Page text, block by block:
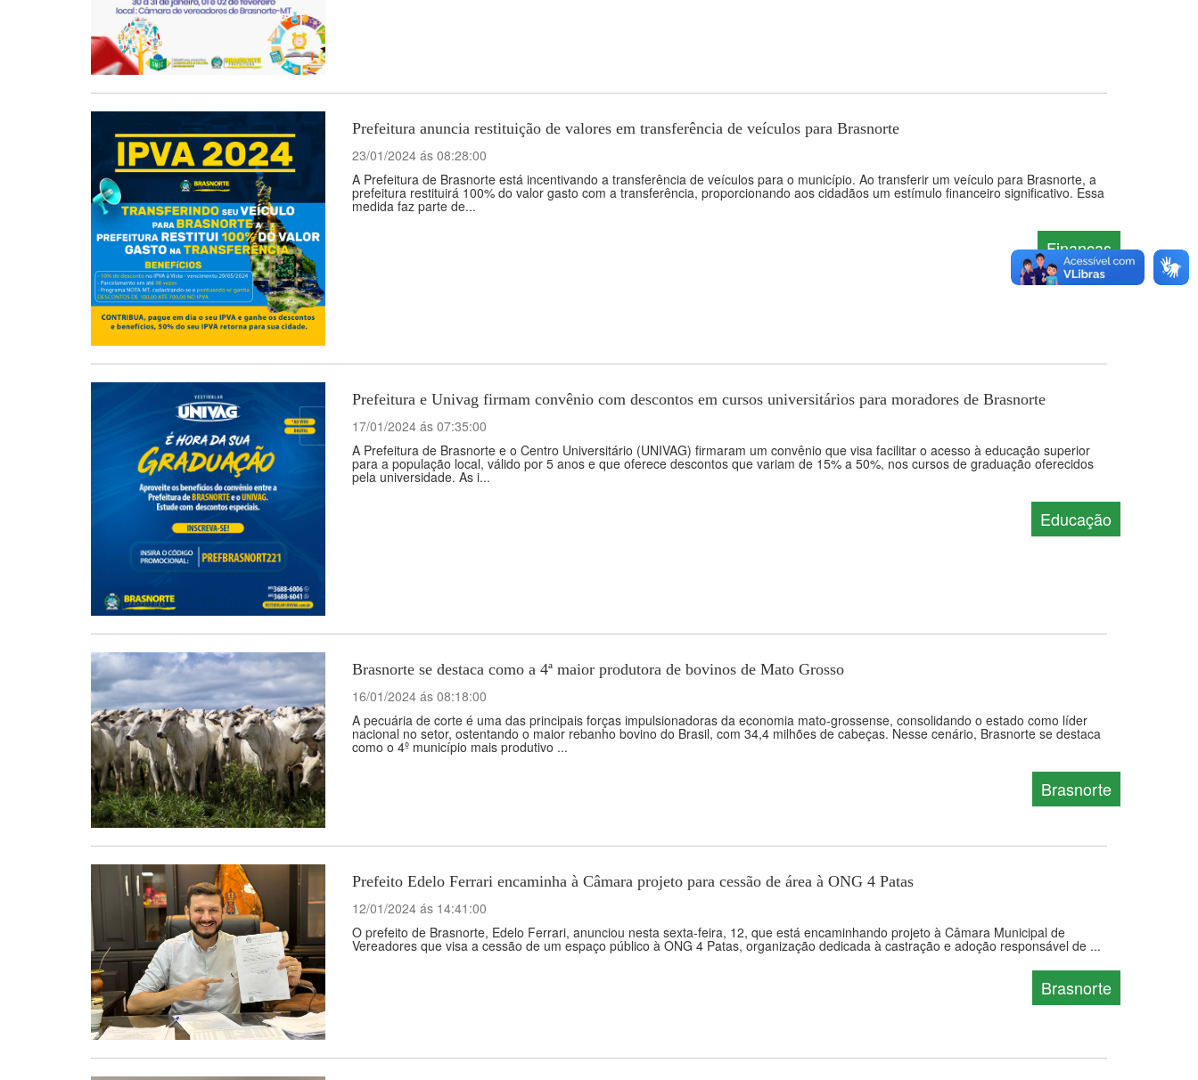
Prefeitura anuncia restituição de valores em transferência de veículos para Brasnorte
23/01/2024 ás 08:28:00
A Prefeitura de Brasnorte está incentivando a transferência de veículos para o município. Ao transferir um veículo para Brasnorte, a
prefeitura restituirá 100% do valor gasto com a transferência, proporcionando aos cidadãos um estímulo financeiro significativo. Essa
medida faz parte de...
Finanças
Prefeitura e Univag firmam convênio com descontos em cursos universitários para moradores de Brasnorte
17/01/2024 ás 07:35:00
A Prefeitura de Brasnorte e o Centro Universitário (UNIVAG) firmaram um convênio que visa facilitar o acesso à educação superior
para a população local, válido por 5 anos e que oferece descontos que variam de 15% a 50%, nos cursos de graduação oferecidos
pela universidade. As i...
Educação
Brasnorte se destaca como a 4ª maior produtora de bovinos de Mato Grosso
16/01/2024 ás 08:18:00
A pecuária de corte é uma das principais forças impulsionadoras da economia mato-grossense, consolidando o estado como líder
nacional no setor, ostentando o maior rebanho bovino do Brasil, com 34,4 milhões de cabeças. Nesse cenário, Brasnorte se destaca
como o 4º município mais produtivo ...
Brasnorte
Prefeito Edelo Ferrari encaminha à Câmara projeto para cessão de área à ONG 4 Patas
12/01/2024 ás 14:41:00
O prefeito de Brasnorte, Edelo Ferrari, anunciou nesta sexta-feira, 12, que está encaminhando projeto à Câmara Municipal de
Vereadores que visa a cessão de um espaço público à ONG 4 Patas, organização dedicada à castração e adoção responsável de ...
Brasnorte